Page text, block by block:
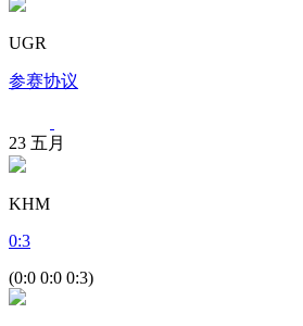
UGR
参赛协议
23 五月
KHM
0:3
(0:0 0:0 0:3)